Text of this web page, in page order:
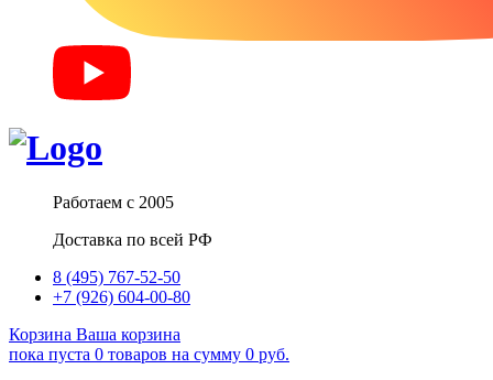
Работаем с 2005
Доставка по всей РФ
8 (495) 767-52-50
+7 (926) 604-00-80
Корзина Ваша корзина
пока пуста 0 товаров на сумму 0 руб.